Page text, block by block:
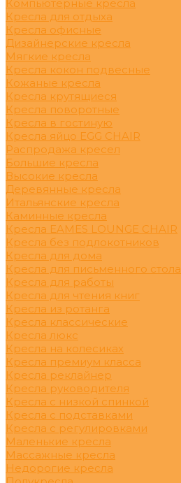
Компьютерные кресла
Кресла для отдыха
Кресла офисные
Дизайнерские кресла
Мягкие кресла
Кресла кокон подвесные
Кожаные кресла
Кресла крутящиеся
Кресла поворотные
Кресла в гостиную
Кресла яйцо EGG CHAIR
Распродажа кресел
Большие кресла
Высокие кресла
Деревянные кресла
Итальянские кресла
Каминные кресла
Кресла EAMES LOUNGE CHAIR
Кресла без подлокотников
Кресла для дома
Кресла для письменного стола
Кресла для работы
Кресла для чтения книг
Кресла из ротанга
Кресла классические
Кресла люкс
Кресла на колесиках
Кресла премиум класса
Кресла реклайнер
Кресла руководителя
Кресла с низкой спинкой
Кресла с подставками
Кресла с регулировками
Маленькие кресла
Массажные кресла
Недорогие кресла